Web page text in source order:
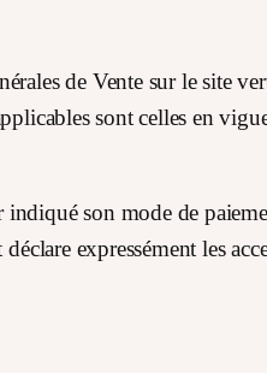
de Vente sur le site
sont celles en
son mode de
expressément les